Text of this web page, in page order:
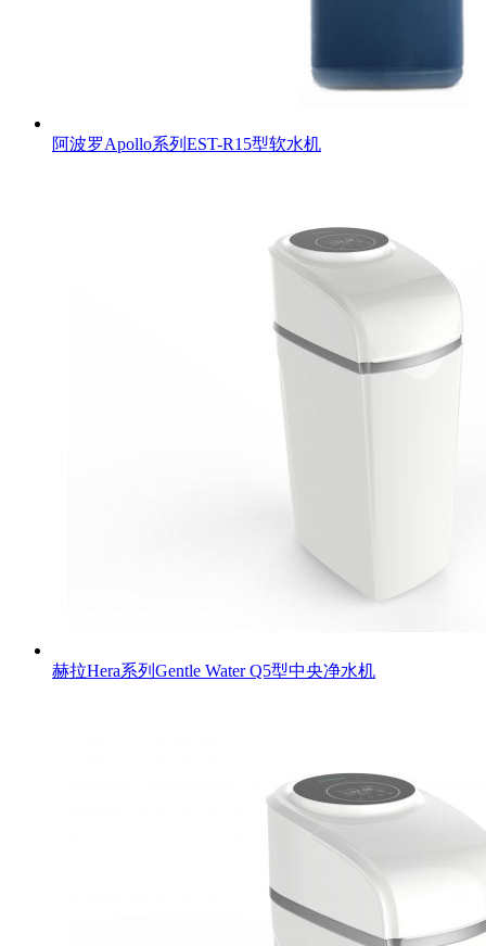
阿波罗Apollo系列EST-R15型软水机
赫拉Hera系列Gentle Water Q5型中央净水机